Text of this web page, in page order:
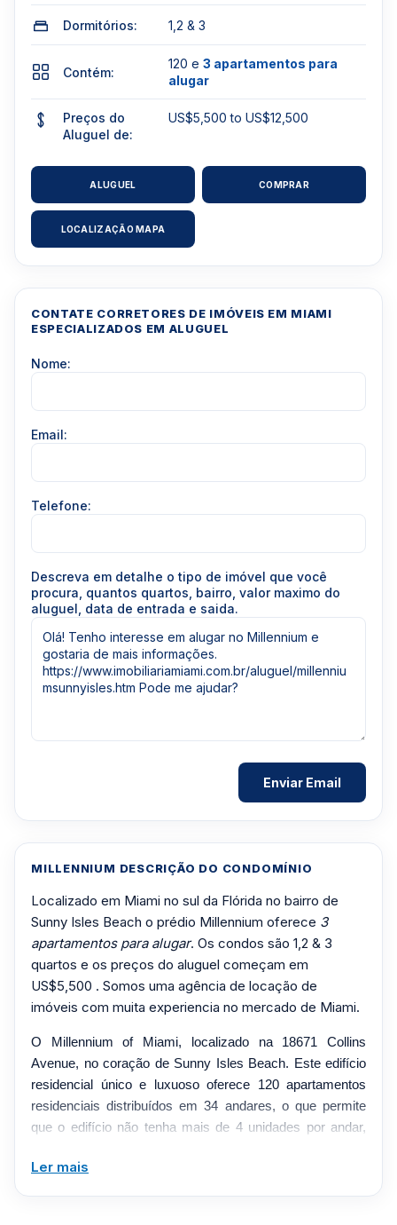
Dormitórios: 1,2 & 3
Contém:
120 e 3 apartamentos para
alugar
Preços do
Aluguel de:
US$5,500 to US$12,500
ALUGUEL COMPRAR
LOCALIZAÇÃO MAPA
MILLENNIUM DESCRIÇÃO DO CONDOMÍNIO
Localizado em Miami no sul da Flórida no bairro de
Sunny Isles Beach o prédio Millennium oferece 3
apartamentos para alugar. Os condos são 1,2 & 3
quartos e os preços do aluguel começam em
US$5,500 . Somos uma agência de locação de
imóveis com muita experiencia no mercado de Miami.
O Millennium of Miami, localizado na 18671 Collins
Avenue, no coração de Sunny Isles Beach. Este edifício
residencial único e luxuoso oferece 120 apartamentos
residenciais distribuídos em 34 andares, o que permite
que o edifício não tenha mais de 4 unidades por andar,
quadrados. Seu design e planta garantem que cada
Ler mais
CONTATE CORRETORES DE IMÓVEIS EM MIAMI
ESPECIALIZADOS EM ALUGUEL
Nome:
Email:
Telefone:
Descreva em detalhe o tipo de imóvel que você
procura, quantos quartos, bairro, valor maximo do
aluguel, data de entrada e saida.